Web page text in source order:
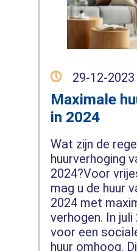
29-12-2023
Maximale
in 2024
Wat zijn de
huurverhoging
2024?Voor
mag u de huur
2024 met
verhogen. In
voor een
huur omhoog.